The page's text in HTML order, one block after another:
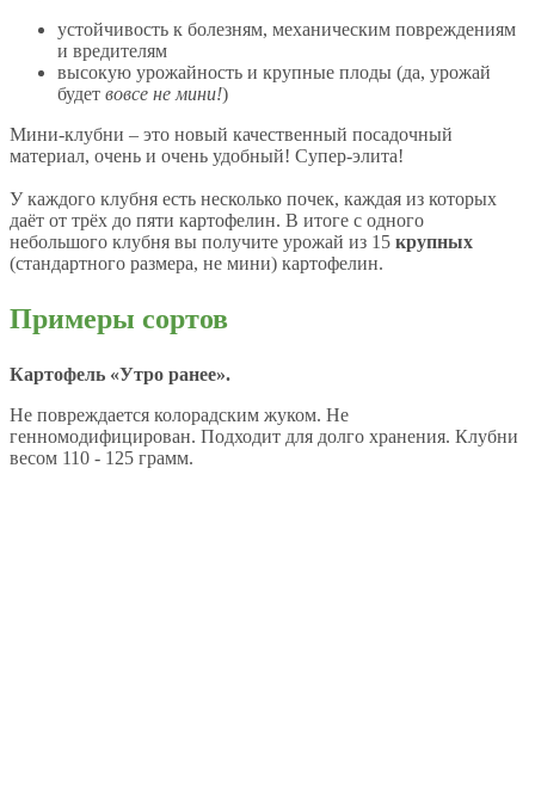
устойчивость к болезням, механическим повреждениям
и вредителям
высокую урожайность и крупные плоды (да, урожай
будет вовсе не мини!)
Мини-клубни – это новый качественный посадочный
материал, очень и очень удобный! Супер-элита!
У каждого клубня есть несколько почек, каждая из которых
даёт от трёх до пяти картофелин. В итоге с одного
небольшого клубня вы получите урожай из 15 крупных
(стандартного размера, не мини) картофелин.
Примеры сортов
Картофель «Утро ранее».
Не повреждается колорадским жуком. Не
генномодифицирован. Подходит для долго хранения. Клубни
весом 110 - 125 грамм.